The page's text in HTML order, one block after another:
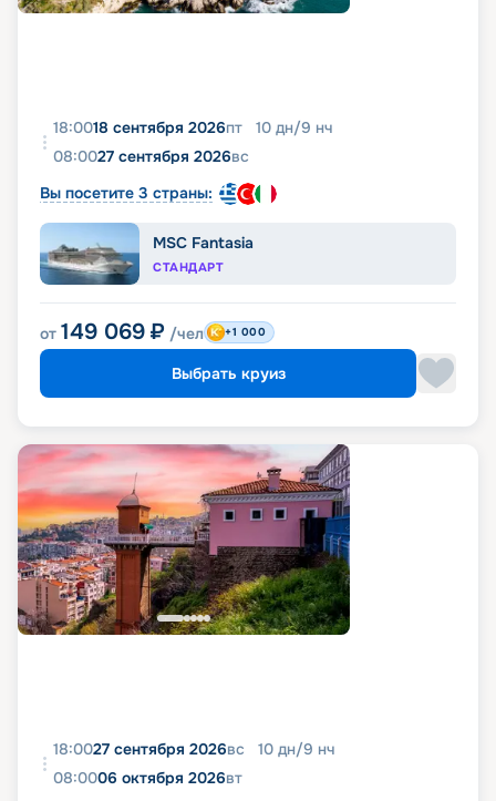
18:0018 сентября 2026пт 10 дн/9 нч
08:0027 сентября 2026вс
Вы посетите 3 страны:
MSC Fantasia
СТАНДАРТ
от 149 069 ₽ /чел +1 000
Выбрать круиз
18:0027 сентября 2026вс 10 дн/9 нч
08:0006 октября 2026вт